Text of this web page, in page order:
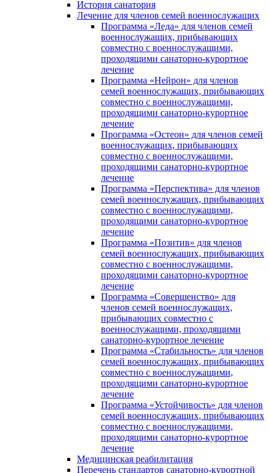
История санатория
Лечение для членов семей военнослужащих
Программа «Леда» для членов семей
военнослужащих, прибывающих
совместно с военнослужащими,
проходящими санаторно-курортное
лечение
Программа «Нейрон» для членов
семей военнослужащих, прибывающих
совместно с военнослужащими,
проходящими санаторно-курортное
лечение
Программа «Остеон» для членов семей
военнослужащих, прибывающих
совместно с военнослужащими,
проходящими санаторно-курортное
лечение
Программа «Перспектива» для членов
семей военнослужащих, прибывающих
совместно с военнослужащими,
проходящими санаторно-курортное
лечение
Программа «Позитив» для членов
семей военнослужащих, прибывающих
совместно с военнослужащими,
проходящими санаторно-курортное
лечение
Программа «Совершенство» для
членов семей военнослужащих,
прибывающих совместно с
военнослужащими, проходящими
санаторно-курортное лечение
Программа «Стабильность» для членов
семей военнослужащих, прибывающих
совместно с военнослужащими,
проходящими санаторно-курортное
лечение
Программа «Устойчивость» для членов
семей военнослужащих, прибывающих
совместно с военнослужащими,
проходящими санаторно-курортное
лечение
Медицинская реабилитация
Перечень стандартов санаторно-курортной